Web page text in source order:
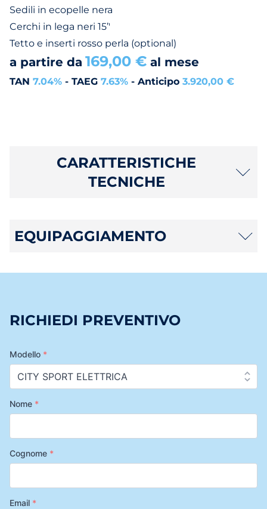
Sedili in ecopelle nera
Cerchi in lega neri 15’'
Tetto e inserti rosso perla (optional)
a partire da 169,00 € al mese
TAN 7.04% - TAEG 7.63% - Anticipo 3.920,00 €
CARATTERISTICHE
TECNICHE
EQUIPAGGIAMENTO
RICHIEDI PREVENTIVO
Modello *
Nome *
Cognome *
Email *